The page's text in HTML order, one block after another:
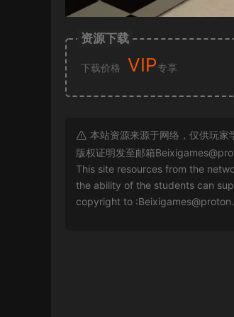
资源下载
下载价格 VIP专享
本站资源来源于网络，仅供玩
版权证明发至邮箱
This site resources from the
the ability of the students can
copyright to :